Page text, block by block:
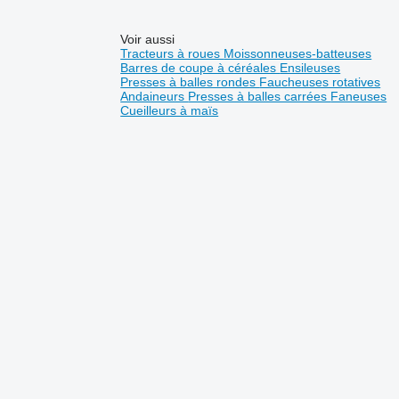
Voir aussi
Tracteurs à roues Moissonneuses-batteuses
Barres de coupe à céréales Ensileuses
Presses à balles rondes Faucheuses rotatives
Andaineurs Presses à balles carrées Faneuses
Cueilleurs à maïs